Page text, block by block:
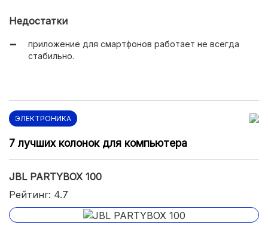
Недостатки
приложение для смартфонов работает не всегда
стабильно.
ЭЛЕКТРОНИКА
7 лучших колонок для компьютера
JBL PARTYBOX 100
Рейтинг: 4.7